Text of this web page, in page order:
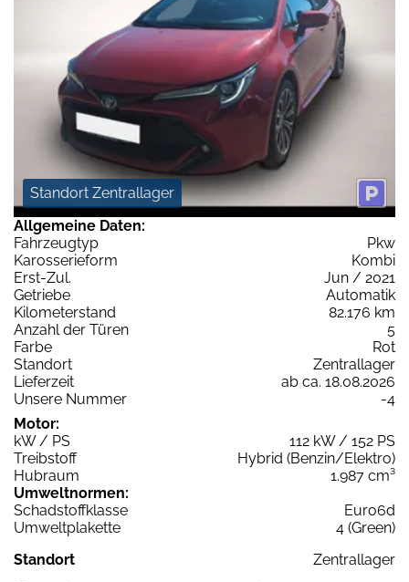
Standort Zentrallager
Allgemeine Daten:
Fahrzeugtyp
Pkw
Karosserieform
Kombi
Erst-Zul.
Jun / 2021
Getriebe
Automatik
Kilometerstand
82.176 km
Anzahl der Türen
5
Farbe
Rot
Standort
Zentrallager
Lieferzeit
ab ca. 18.08.2026
Unsere Nummer
-4
Motor:
kW / PS
112 kW / 152 PS
Treibstoff
Hybrid (Benzin/Elektro)
Hubraum
1.987 cm³
Umweltnormen:
Schadstoffklasse
Euro6d
Umweltplakette
4 (Green)
Standort
Zentrallager